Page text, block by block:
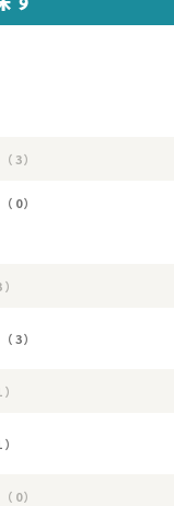
（3）
（0）
）
（3）
）
）
（0）